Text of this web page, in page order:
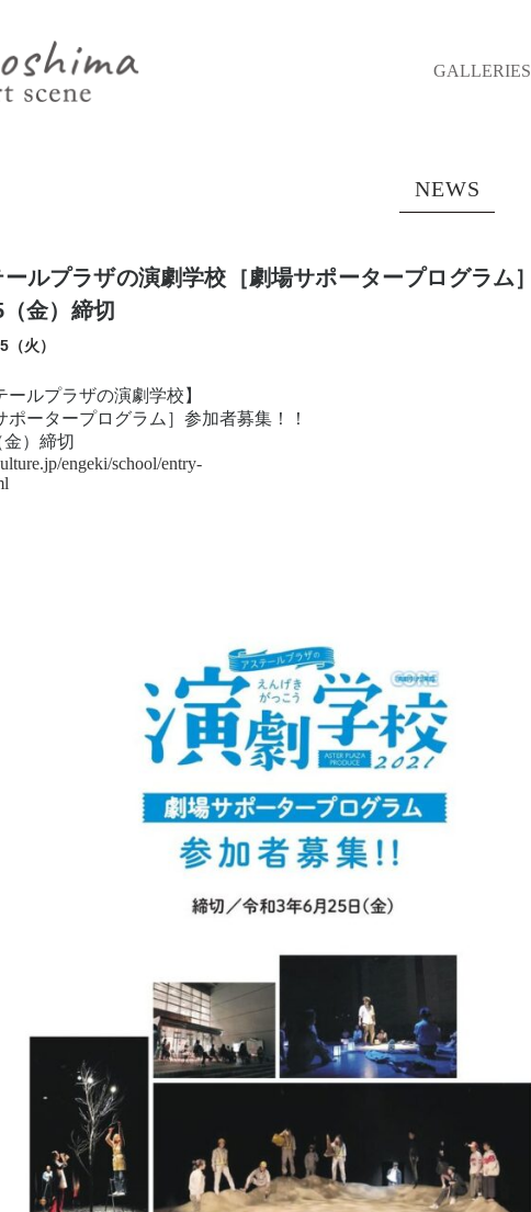
GALLERIES
NEWS
ールプラザの演劇学校［劇場サポータープログラム］
金）締切
火）
ールプラザの演劇学校】
ポータープログラム］参加者募集！！
）締切
engeki/school/entry-